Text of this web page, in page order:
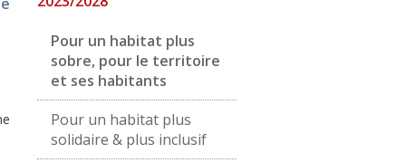
Pour un habitat plus
sobre, pour le territoire
et ses habitants
Pour un habitat plus
solidaire & plus inclusif